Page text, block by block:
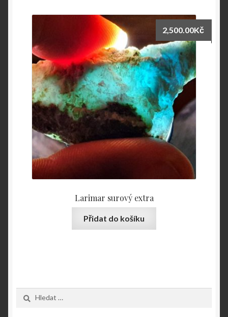
Larimar surový extra
2,500.00Kč
Přidat do košíku